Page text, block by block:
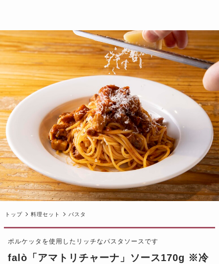
トップ 料理セット パスタ
ポルケッタを使用したリッチなパスタソースです
falò「アマトリチャーナ」ソース170g ※冷